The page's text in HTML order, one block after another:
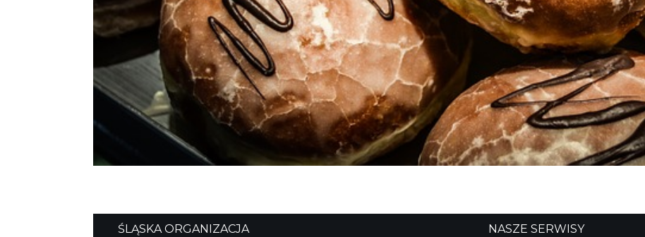
ŚLĄSKA ORGANIZACJA
NASZE SERWISY